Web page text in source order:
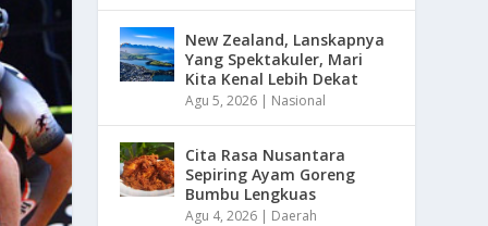
New Zealand, Lanskapnya
Yang Spektakuler, Mari
Kita Kenal Lebih Dekat
Agu 5, 2026 | Nasional
Cita Rasa Nusantara
Sepiring Ayam Goreng
Bumbu Lengkuas
Agu 4, 2026 | Daerah